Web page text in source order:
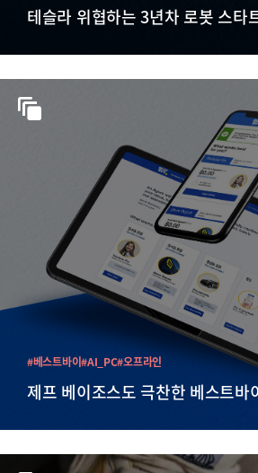
테슬라 위협하는 3년차 로봇 스타
제프 베이조스도 극찬한 베스트바
#베스트바이#AI_PC#오프라인